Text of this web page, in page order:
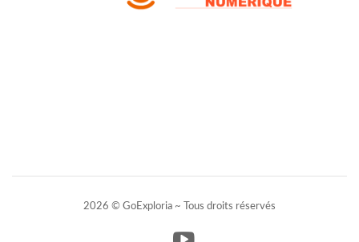
2026 © GoExploria ~ Tous droits réservés